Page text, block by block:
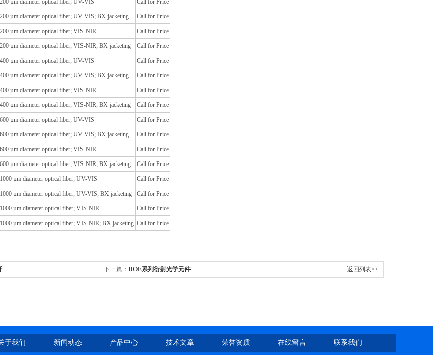
200 µm diameter optical fiber; UV-VIS Call for Price
200 µm diameter optical fiber; UV-VIS; BX jacketing Call for Price
200 µm diameter optical fiber; VIS-NIR Call for Price
200 µm diameter optical fiber; VIS-NIR; BX jacketing Call for Price
400 µm diameter optical fiber; UV-VIS Call for Price
400 µm diameter optical fiber; UV-VIS; BX jacketing Call for Price
400 µm diameter optical fiber; VIS-NIR Call for Price
400 µm diameter optical fiber; VIS-NIR; BX jacketing Call for Price
600 µm diameter optical fiber; UV-VIS Call for Price
600 µm diameter optical fiber; UV-VIS; BX jacketing Call for Price
600 µm diameter optical fiber; VIS-NIR Call for Price
600 µm diameter optical fiber; VIS-NIR; BX jacketing Call for Price
1000 µm diameter optical fiber; UV-VIS Call for Price
1000 µm diameter optical fiber; UV-VIS; BX jacketing Call for Price
1000 µm diameter optical fiber; VIS-NIR Call for Price
1000 µm diameter optical fiber; VIS-NIR; BX jacketing Call for Price
下一篇： DOE系列衍射光学元件 返回列表>>
于我们 新闻动态 产品中心 技术文章 荣誉资质 在线留言 联系我们